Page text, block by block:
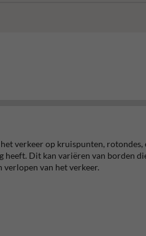
verkeer op kruispunten, rotondes,
Dit kan variëren van borden
van het verkeer.